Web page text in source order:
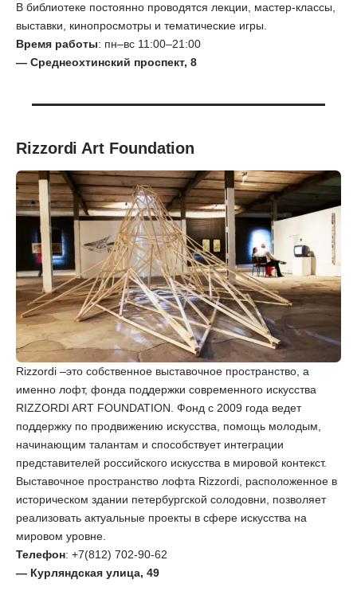
В библиотеке постоянно проводятся лекции, мастер-классы,
выставки, кинопросмотры и тематические игры.
Время работы: пн–вс 11:00–21:00
— Среднеохтинский проспект, 8
Rizzordi Art Foundation
Rizzordi –это собственное выставочное пространство, а
именно лофт, фонда поддержки современного искусства
RIZZORDI ART FOUNDATION. Фонд с 2009 года ведет
поддержку по продвижению искусства, помощь молодым,
начинающим талантам и способствует интеграции
представителей российского искусства в мировой контекст.
Выставочное пространство лофта Rizzordi, расположенное в
историческом здании петербургской солодовни, позволяет
реализовать актуальные проекты в сфере искусства на
мировом уровне.
Телефон: +7(812) 702-90-62
— Курляндская улица, 49